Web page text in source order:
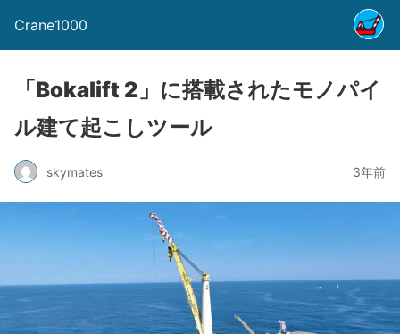
Crane1000
「Bokalift 2」に搭載されたモノパイ
ル建て起こしツール
skymates 3年前